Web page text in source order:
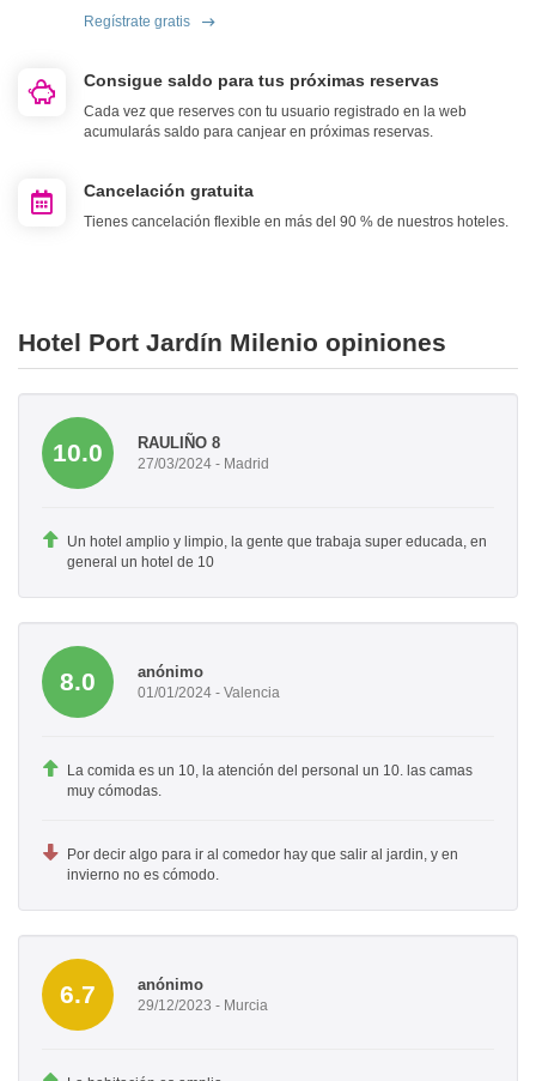
Regístrate gratis
Consigue saldo para tus próximas reservas
Cada vez que reserves con tu usuario registrado en la web
acumularás saldo para canjear en próximas reservas.
Cancelación gratuita
Tienes cancelación flexible en más del 90 % de nuestros hoteles.
Hotel Port Jardín Milenio opiniones
10.0 RAULIÑO 8
27/03/2024 - Madrid
Un hotel amplio y limpio, la gente que trabaja super educada, en
general un hotel de 10
8.0 anónimo
01/01/2024 - Valencia
La comida es un 10, la atención del personal un 10. las camas
muy cómodas.
Por decir algo para ir al comedor hay que salir al jardin, y en
invierno no es cómodo.
6.7 anónimo
29/12/2023 - Murcia